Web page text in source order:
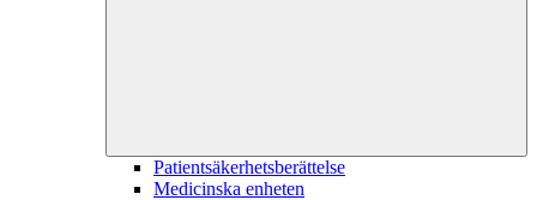
Patientsäkerhetsberättelse
Medicinska enheten